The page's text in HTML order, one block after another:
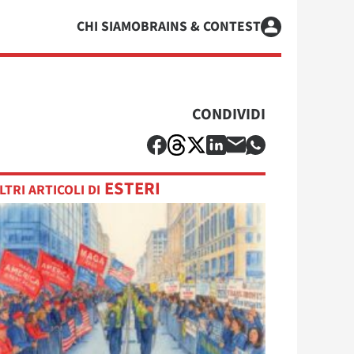
CHI SIAMOBRAINS & CONTEST
CONDIVIDI
ARTICOLI DI ESTERI